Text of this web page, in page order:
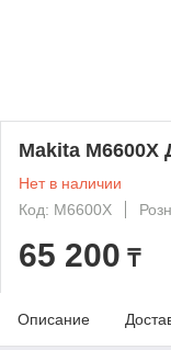
Makita M6600X
Нет в наличии
Код: M6600X
65 200 ₸
Описание